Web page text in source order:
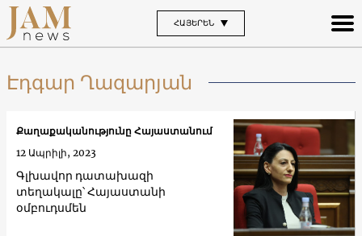
ՀԱՅԵՐԵՆ
Էդգար Ղազարյան
Գլխավոր դատախազի
տեղակալը՝ Հայաստանի
օմբուդսմեն
Քաղաքականությունը Հայաստանում
12 Ապրիլի, 2023